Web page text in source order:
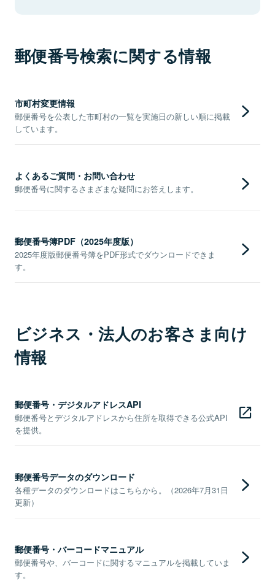
郵便番号検索に関する情報
市町村変更情報
郵便番号を公表した市町村の一覧を実施日の新しい順に掲載
しています。
よくあるご質問・お問い合わせ
郵便番号に関するさまざまな疑問にお答えします。
郵便番号簿PDF（2025年度版）
2025年度版郵便番号簿をPDF形式でダウンロードできま
す。
ビジネス・法人のお客さま向け
情報
郵便番号・デジタルアドレスAPI
郵便番号とデジタルアドレスから住所を取得できる公式API
を提供。
郵便番号データのダウンロード
各種データのダウンロードはこちらから。（2026年7月31日
更新）
郵便番号・バーコードマニュアル
郵便番号や、バーコードに関するマニュアルを掲載していま
す。